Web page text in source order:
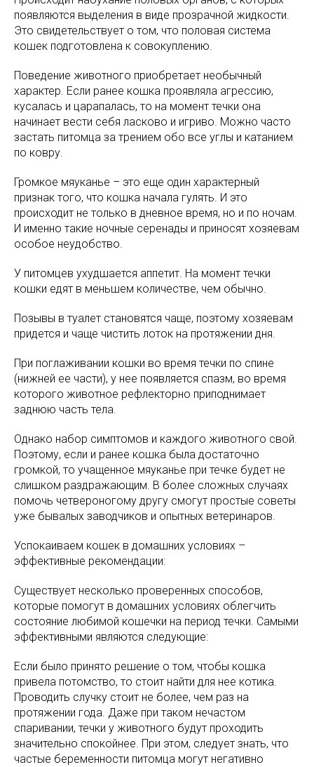
появляются выделения в виде прозрачной жидкости.
Это свидетельствует о том, что половая система
кошек подготовлена к совокуплению.
Поведение животного приобретает необычный
характер. Если ранее кошка проявляла агрессию,
кусалась и царапалась, то на момент течки она
начинает вести себя ласково и игриво. Можно часто
застать питомца за трением обо все углы и катанием
по ковру.
Громкое мяуканье – это еще один характерный
признак того, что кошка начала гулять. И это
происходит не только в дневное время, но и по ночам.
И именно такие ночные серенады и приносят хозяевам
особое неудобство.
У питомцев ухудшается аппетит. На момент течки
кошки едят в меньшем количестве, чем обычно.
Позывы в туалет становятся чаще, поэтому хозяевам
придется и чаще чистить лоток на протяжении дня.
При поглаживании кошки во время течки по спине
(нижней ее части), у нее появляется спазм, во время
которого животное рефлекторно приподнимает
заднюю часть тела.
Однако набор симптомов и каждого животного свой.
Поэтому, если и ранее кошка была достаточно
громкой, то учащенное мяуканье при течке будет не
слишком раздражающим. В более сложных случаях
помочь четвероногому другу смогут простые советы
уже бывалых заводчиков и опытных ветеринаров.
Успокаиваем кошек в домашних условиях –
эффективные рекомендации:
Существует несколько проверенных способов,
которые помогут в домашних условиях облегчить
состояние любимой кошечки на период течки. Самыми
эффективными являются следующие:
Если было принято решение о том, чтобы кошка
привела потомство, то стоит найти для нее котика.
Проводить случку стоит не более, чем раз на
протяжении года. Даже при таком нечастом
спаривании, течки у животного будут проходить
значительно спокойнее. При этом, следует знать, что
частые беременности питомца могут негативно